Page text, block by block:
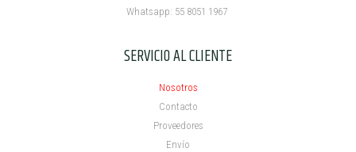
Whatsapp: 55 8051 1967
SERVICIO AL CLIENTE
Nosotros
Contacto
Proveedores
Envío